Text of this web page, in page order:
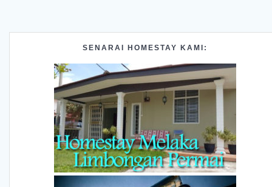
SENARAI HOMESTAY KAMI: